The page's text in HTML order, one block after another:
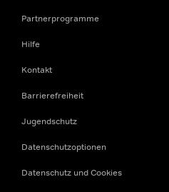
Partnerprogramme
Hilfe
Kontakt
Barrierefreiheit
Jugendschutz
Datenschutzoptionen
Datenschutz und Cookies